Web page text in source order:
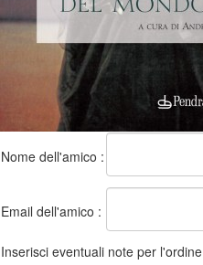
Nome dell'amico :
Email dell'amico :
Inserisci eventuali note per l'ordine